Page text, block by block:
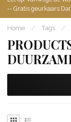
-- Gratis geurkaars
Home / Tags /